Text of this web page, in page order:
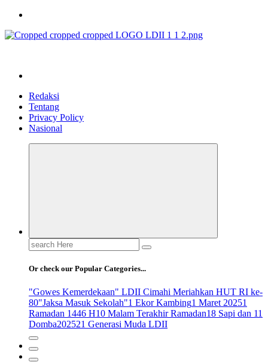
Redaksi
Tentang
Privacy Policy
Nasional
Search
for:
Or check our Popular Categories...
"Gowes Kemerdekaan" LDII Cimahi Meriahkan HUT RI ke-
80"Jaksa Masuk Sekolah"1 Ekor Kambing1 Maret 20251
Ramadan 1446 H10 Malam Terakhir Ramadan18 Sapi dan 11
Domba202521 Generasi Muda LDII